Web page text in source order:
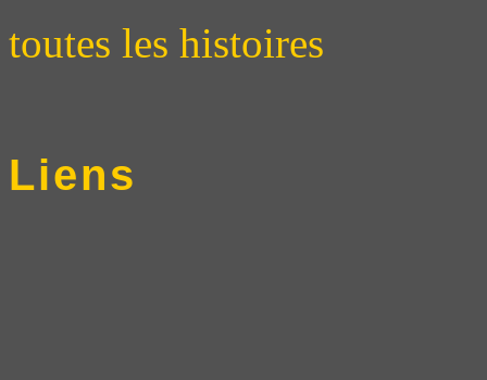
toutes les histoires
Liens